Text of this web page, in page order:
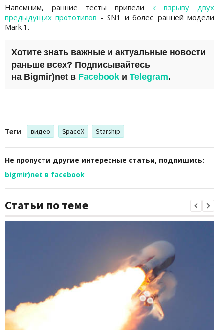
Напомним, ранние тесты привели к взрыву двух
предыдущих прототипов - SN1 и более ранней модели
Mark 1.
Хотите знать важные и актуальные новости
раньше всех? Подписывайтесь
на Bigmir)net в Facebook и Telegram.
Теги: видео SpaceX Starship
Не пропусти другие интересные статьи, подпишись:
bigmir)net в facebook
Статьи по теме